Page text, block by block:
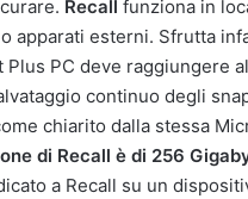
Recallfunziona in
apparati esterni. Sfrutta
PC deve raggiungere
continuo degli
chiarito dalla stessa
di Recall è di 256
a Recall su un